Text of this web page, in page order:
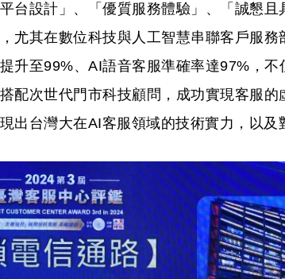
台設計」、「優質服務體驗」、「誠懇
尤其在數位科技與人工智慧串聯客戶服
升至99%、AI語音客服準確率達97%，
配次世代門市科技顧問，成功實現客服
出台灣大在AI客服領域的技術實力，以及